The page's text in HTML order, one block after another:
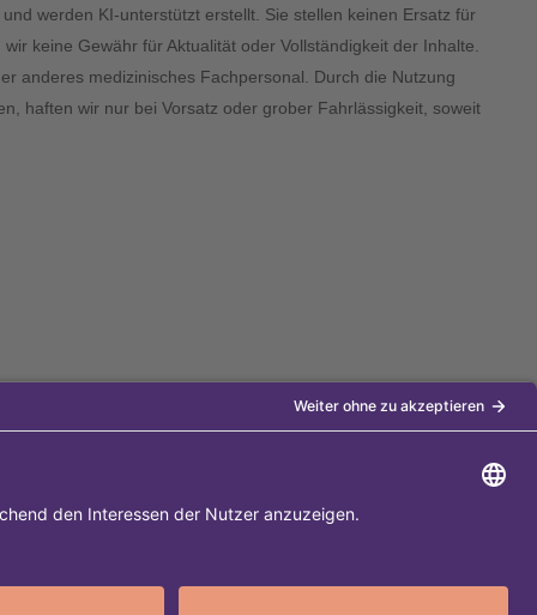
werden KI-unterstützt erstellt. Sie stellen keinen Ersatz für
keine Gewähr für Aktualität oder Vollständigkeit der Inhalte.
anderes medizinisches Fachpersonal. Durch die Nutzung
haften wir nur bei Vorsatz oder grober Fahrlässigkeit, soweit
5.000 besten Surftipps im Web-